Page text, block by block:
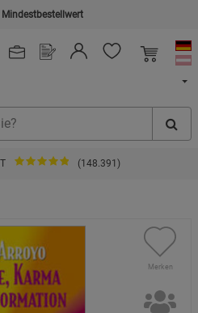
Mindestbestellwert
(148.391)
Merken